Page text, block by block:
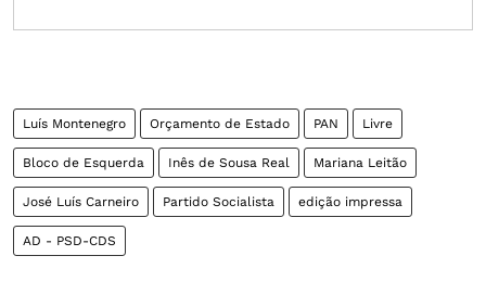
Luís Montenegro Orçamento de Estado PAN Livre
Bloco de Esquerda Inês de Sousa Real Mariana Leitão
José Luís Carneiro Partido Socialista edição impressa
AD - PSD-CDS